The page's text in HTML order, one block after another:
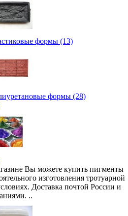
формы (13)
формы (28)
Вы можете купить пигменты
изготовления тротуарной
Доставка почтой России и
..